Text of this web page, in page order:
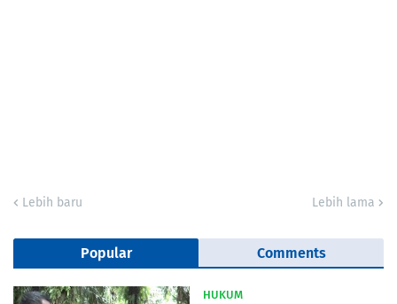
Lebih baru Lebih lama
Popular Comments
HUKUM